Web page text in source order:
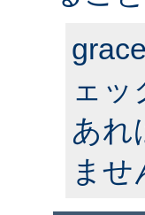
ェッ
あれ
ませ